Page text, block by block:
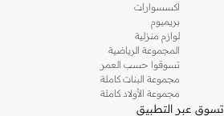
اكسسوارات
بريميوم
لوازم منزلية
المجموعة الرياضية
تسوقوا حسب العمر
مجموعة البنات كاملة
مجموعة الأولاد كاملة
تسوق عبر التطبيق